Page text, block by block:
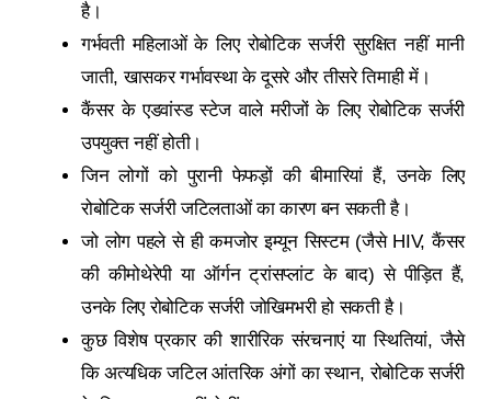
है।
गर्भवती महिलाओं के लिए रोबोटिक सर्जरी सुरक्षित नहीं मानी
जाती, खासकर गर्भावस्था के दूसरे और तीसरे तिमाही में।
कैंसर के एडवांस्ड स्टेज वाले मरीजों के लिए रोबोटिक सर्जरी
उपयुक्त नहीं होती।
जिन लोगों को पुरानी फेफड़ों की बीमारियां हैं, उनके लिए
रोबोटिक सर्जरी जटिलताओं का कारण बन सकती है।
जो लोग पहले से ही कमजोर इम्यून सिस्टम (जैसे HIV, कैंसर
की कीमोथेरेपी या ऑर्गन ट्रांसप्लांट के बाद) से पीड़ित हैं,
उनके लिए रोबोटिक सर्जरी जोखिमभरी हो सकती है।
कुछ विशेष प्रकार की शारीरिक संरचनाएं या स्थितियां, जैसे
कि अत्यधिक जटिल आंतरिक अंगों का स्थान, रोबोटिक सर्जरी